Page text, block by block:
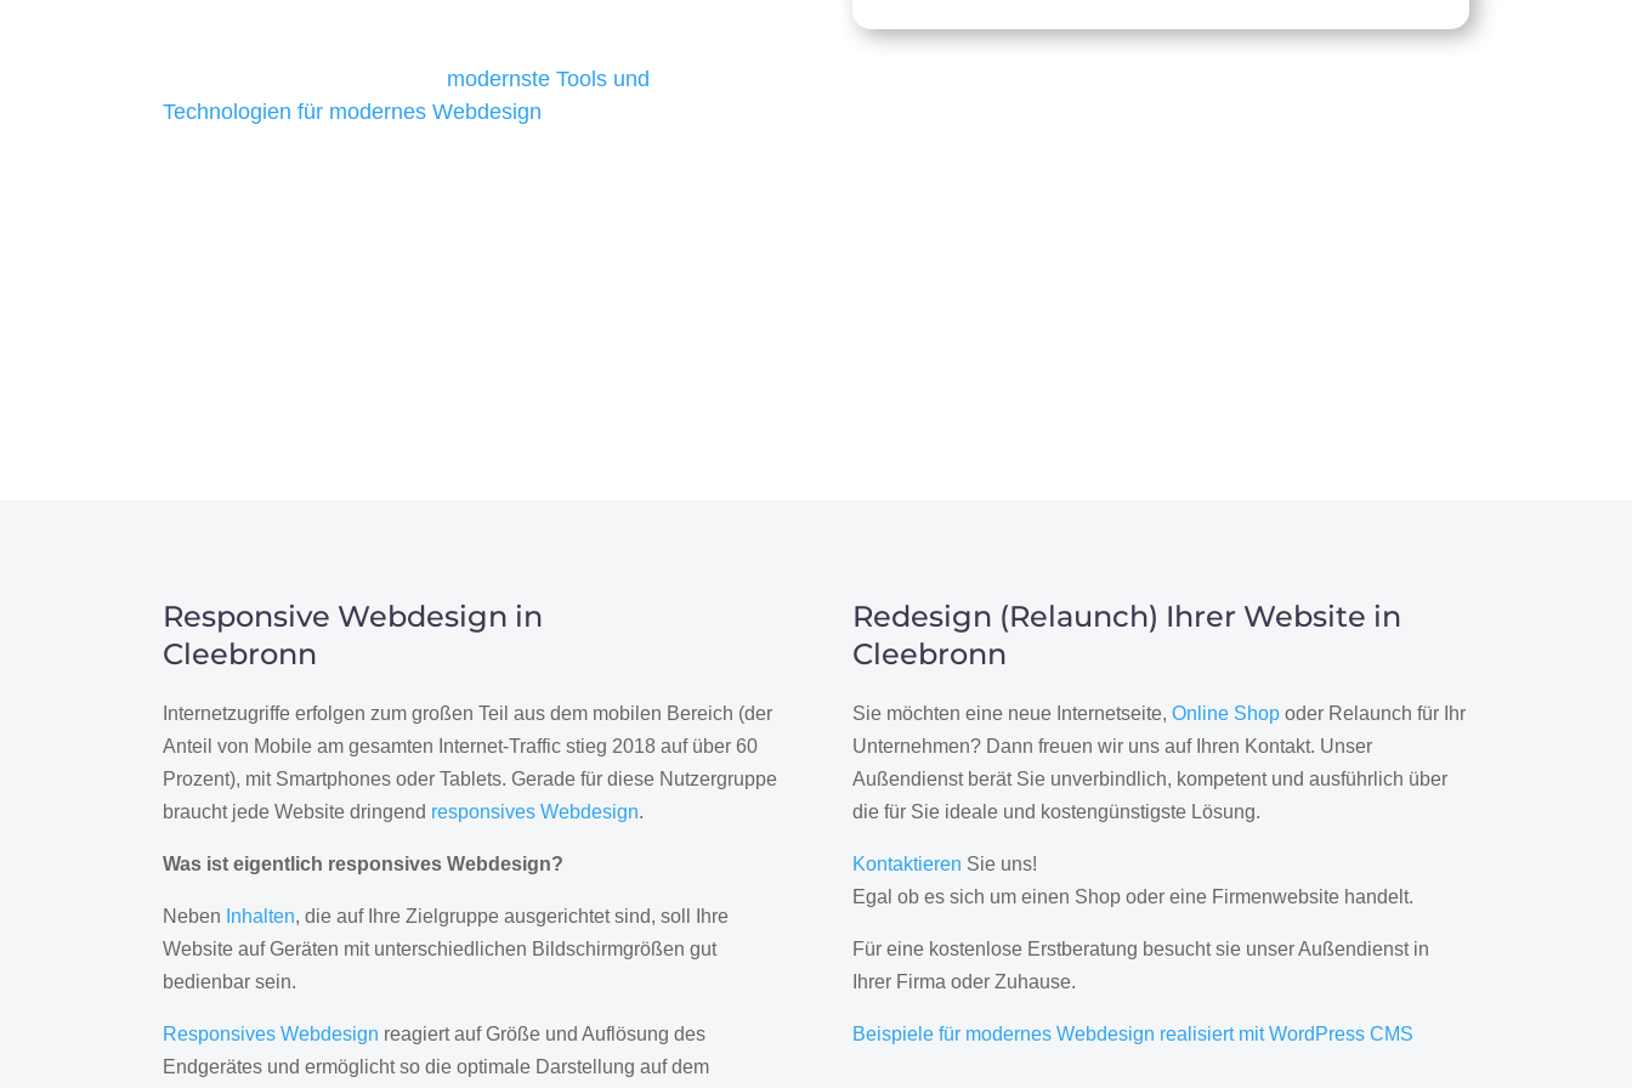
modernste Tools und
Technologien für modernes Webdesign
Responsive Webdesign in
Cleebronn
Internetzugriffe erfolgen zum großen Teil aus dem mobilen Bereich (der
Anteil von Mobile am gesamten Internet-Traffic stieg 2018 auf über 60
Prozent), mit Smartphones oder Tablets. Gerade für diese Nutzergruppe
braucht jede Website dringend responsives Webdesign.
Was ist eigentlich responsives Webdesign?
Neben Inhalten, die auf Ihre Zielgruppe ausgerichtet sind, soll Ihre
Website auf Geräten mit unterschiedlichen Bildschirmgrößen gut
bedienbar sein.
Responsives Webdesign reagiert auf Größe und Auflösung des
Endgerätes und ermöglicht so die optimale Darstellung auf dem
Redesign (Relaunch) Ihrer Website in
Cleebronn
Sie möchten eine neue Internetseite, Online Shopoder Relaunch für Ihr
Unternehmen? Dann freuen wir uns auf Ihren Kontakt. Unser
Außendienst berät Sie unverbindlich, kompetent und ausführlich über
die für Sie ideale und kostengünstigste Lösung.
Kontaktieren Sie uns!
Egal ob es sich um einen Shop oder eine Firmenwebsite handelt.
Für eine kostenlose Erstberatung besucht sie unser Außendienst in
Ihrer Firma oder Zuhause.
Beispiele für modernes Webdesign realisiert mit WordPress CMS